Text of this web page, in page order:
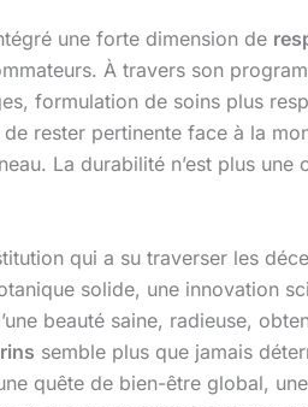
une forte dimension de
À travers son
formulation de soins plus
rester pertinente face à la
La durabilité n’est plus une
qui a su traverser les
solide, une innovation
beauté saine, radieuse,
semble plus que jamais
quête de bien-être global,